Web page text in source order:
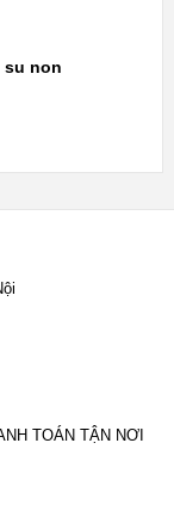
su non
TOÁN TẬN NƠI